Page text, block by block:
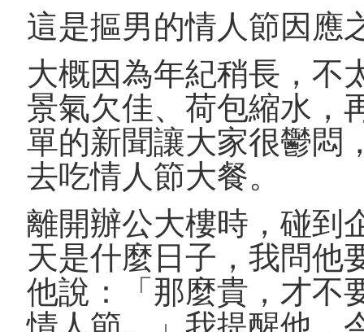
這是摳男的情人節因應
大概因為年紀稍長，不
景氣欠佳、荷包縮水，
單的新聞讓大家很鬱悶
去吃情人節大餐。
離開辦公大樓時，碰到
天是什麼日子，我問他
他說：「那麼貴，才不